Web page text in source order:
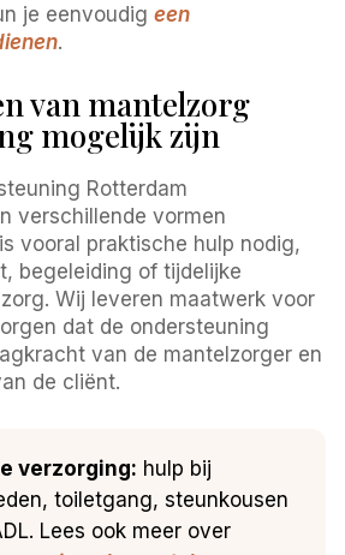
je eenvoudigeen
.
van mantelzorg
mogelijk zijn
Rotterdam
verschillende vormen
vooral praktische hulp nodig,
begeleiding of tijdelijke
Wij leveren maatwerk voor
dat de ondersteuning
van de mantelzorger en
de cliënt.
verzorging: hulp bij
toiletgang, steunkousen
Lees ook meer over